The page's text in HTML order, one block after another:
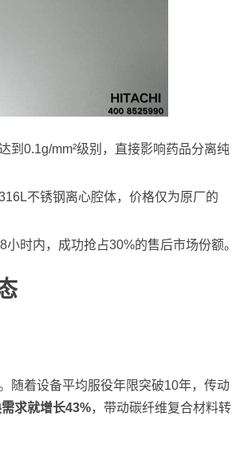
到0.1g/mm²级别，直接影响药品分离纯
不锈钢离心腔体，价格仅为原厂的
时内，成功抢占30%的售后市场份额。
随着设备平均服役年限突破10年，传动
求就增长43%，带动碳纤维复合材料转